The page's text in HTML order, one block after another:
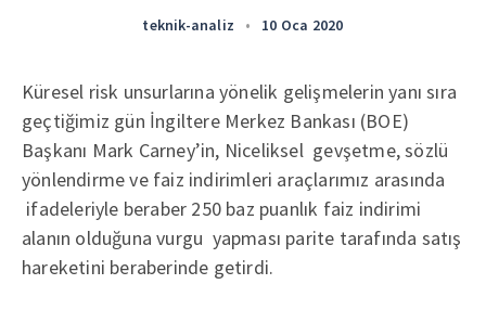
teknik-analiz • 10 Oca 2020
Küresel risk unsurlarına yönelik gelişmelerin yanı sıra
geçtiğimiz gün İngiltere Merkez Bankası (BOE)
Başkanı Mark Carney’in, Niceliksel gevşetme, sözlü
yönlendirme ve faiz indirimleri araçlarımız arasında
ifadeleriyle beraber 250 baz puanlık faiz indirimi
alanın olduğuna vurgu yapması parite tarafında satış
hareketini beraberinde getirdi.